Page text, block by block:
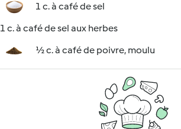
1 c. à café de sel
1 c. à café de sel aux herbes
½ c. à café de poivre, moulu